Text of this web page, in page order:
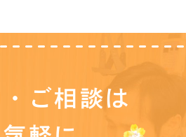
ご相談は